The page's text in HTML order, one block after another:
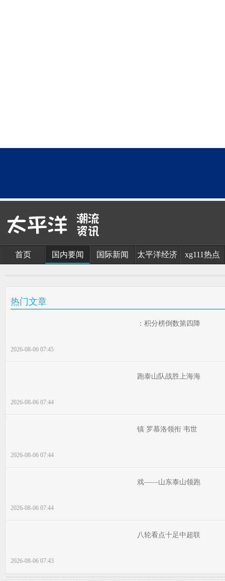
首页 国内要闻 国际新闻 太平洋经济 xg111热点
热门文章
：积分榜倒数第四降
2026-08-06 07:45
跑泰山队战胜上海海
2026-08-06 07:44
镇 罗慕洛领衔 韦世
2026-08-06 07:44
戏——山东泰山领跑
2026-08-06 07:44
八轮看点十足中超联
2026-08-06 07:43